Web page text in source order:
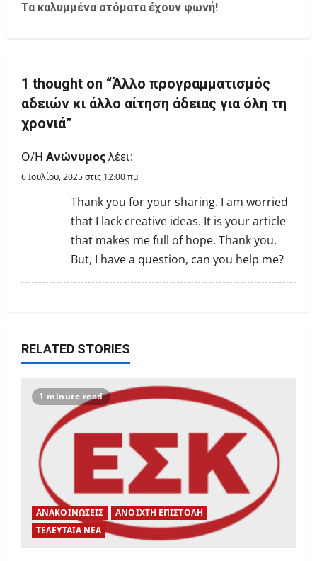
n
v
i
g
a
n
Τα καλυμμένα στόματα έχουν φωνή!
1 thought on “Άλλο προγραμματισμός
αδειών κι άλλο αίτηση άδειας για όλη τη
χρονιά”
Ο/Η Ανώνυμοςλέει:
6 Ιουλίου, 2025 στις 12:00 πμ
Thank you for your sharing. I am worried
that I lack creative ideas. It is your article
that makes me full of hope. Thank you.
But, I have a question, can you help me?
RELATED STORIES
1 minute read
ΑΝΑΚΟΙΝΩΣΕΙΣ
ΑΝΟΙΧΤΗ ΕΠΙΣΤΟΛΗ
ΤΕΛΕΥΤΑΙΑ ΝΕΑ